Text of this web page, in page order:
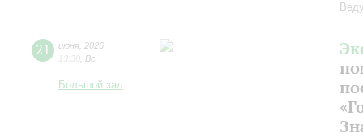
21 июня 2026
13:30 Вс
Большой зал